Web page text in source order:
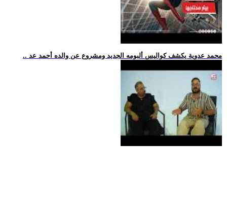
.. محمد عدوية يكشف كواليس ألبومه الجديد ومشروع عن والده أحمد عد